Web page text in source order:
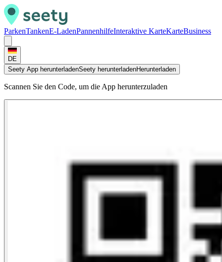
ParkenTankenE-LadenPannenhilfeInteraktive KarteKarteBusiness
DE
Seety App herunterladenSeety herunterladenHerunterladen
Scannen Sie den Code, um die App herunterzuladen